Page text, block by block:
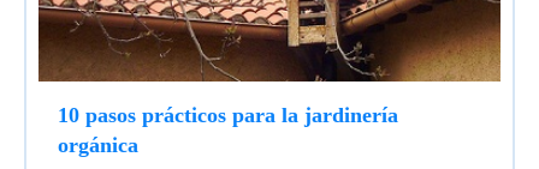
10 pasos prácticos para la jardinería
orgánica